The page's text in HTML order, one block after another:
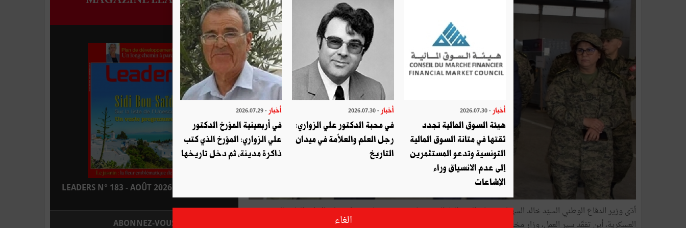
أدّى وزير الدفاع الوطني السيّد خالد السهيلي، صباح اليوم الثلاثاء 28 جانفي 2025، زيارة ميدانيّة إلى الإدارة العامة للهندسة
LEADERS N° 183 - AOÛT 2026 : EN KIOSQUE
ABONNEZ-VOUS
أخبار - 2026.07.30
هيئة السوق المالية تجدد
ثقتها في متانة السوق المالية
التونسية وتدعو المستثمرين
إلى عدم الانسياق وراء
الإشاعات
أخبار - 2026.07.30
في محبة الدكتور علي الزواري:
رجل العلم والعلاّمة في ميدان
التاريخ
أخبار - 2026.07.29
في أربعينية المؤرخ الدكتور
علي الزواري: المؤرخ الذي كتب
ذاكرة مدينة، ثم دخل تاريخها
الغاء